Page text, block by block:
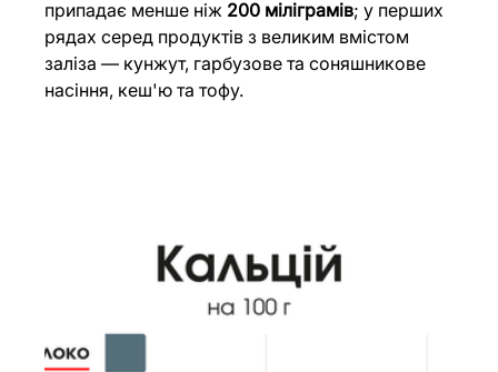
припадає менше ніж 200 міліграмів; у перших
рядах серед продуктів з великим вмістом
заліза — кунжут, гарбузове та соняшникове
насіння, кеш'ю та тофу.